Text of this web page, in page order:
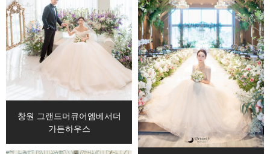
창원 그랜드머큐어엠베서더
가든하우스